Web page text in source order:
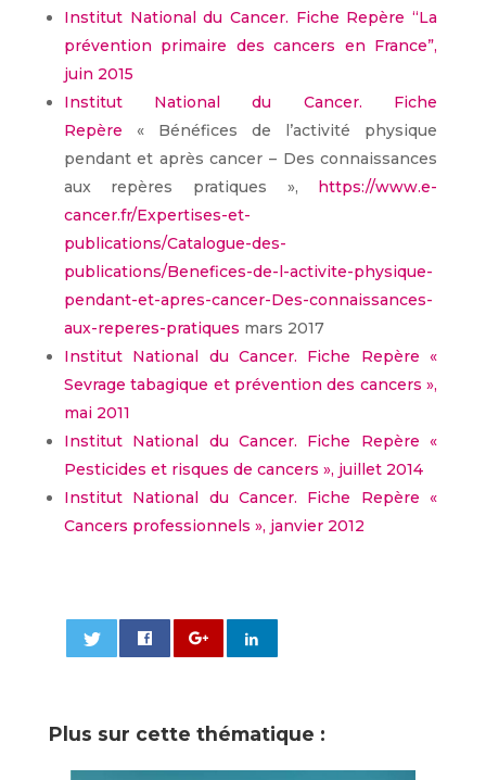
Institut National du Cancer. Fiche Repère “La
prévention primaire des cancers en France”,
juin 2015
Institut National du Cancer. Fiche
Repère « Bénéfices de l’activité physique
pendant et après cancer – Des connaissances
aux repères pratiques », https://www.e-
cancer.fr/Expertises-et-
publications/Catalogue-des-
publications/Benefices-de-l-activite-physique-
pendant-et-apres-cancer-Des-connaissances-
aux-reperes-pratiques mars 2017
Institut National du Cancer. Fiche Repère «
Sevrage tabagique et prévention des cancers »,
mai 2011
Institut National du Cancer. Fiche Repère «
Pesticides et risques de cancers », juillet 2014
Institut National du Cancer. Fiche Repère «
Cancers professionnels », janvier 2012
Plus sur cette thématique :